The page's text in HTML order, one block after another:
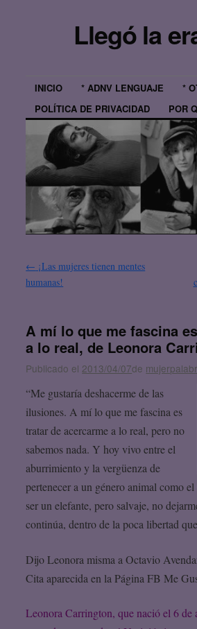
Llegó la
INICIO * ADNV LENGUAJE *
POLÍTICA DE PRIVACIDAD
POR
← ¡Las mujeres tienen mentes
humanas!
A mí lo que me fascina
a lo real, de Leonora
Publicado el 2013/04/07de
“Me gustaría deshacerme de las
ilusiones. A mí lo que me fascina es
tratar de acercarme a lo real, pero no
sabemos nada. Y hoy vivo entre el
aburrimiento y la vergüenza de
pertenecer a un género animal como
ser un elefante, pero salvaje, no
continúa, dentro de la poca libertad
Dijo Leonora misma a Octavio
Cita aparecida en la Página FB Me
Leonora Carrington, que nació el 6